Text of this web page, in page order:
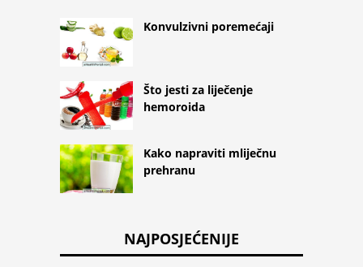
Konvulzivni poremećaji
Što jesti za liječenje
hemoroida
Kako napraviti mliječnu
prehranu
NAJPOSJEĆENIJE